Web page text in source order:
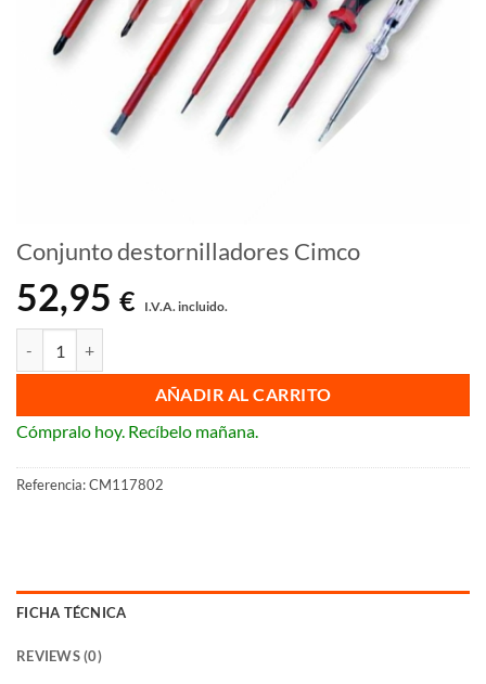
Conjunto destornilladores Cimco
52,95 € I.V.A. incluido.
AÑADIR AL CARRITO
Cómpralo hoy. Recíbelo mañana.
Referencia:CM117802
FICHA TÉCNICA
REVIEWS (0)